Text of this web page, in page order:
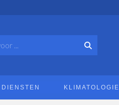
DIENSTEN KLIMATOLOGIE